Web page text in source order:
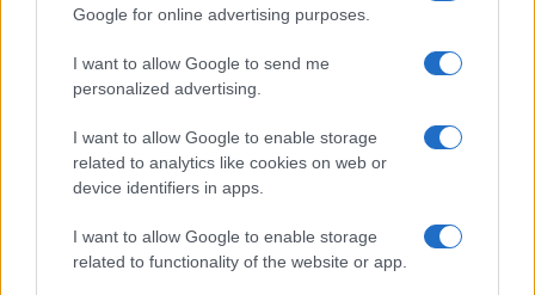
Google for online advertising purposes.
I want to allow Google to send me
personalized advertising.
I want to allow Google to enable storage
related to analytics like cookies on web or
device identifiers in apps.
I want to allow Google to enable storage
related to functionality of the website or app.
VERITÀ N. 7
È uno stato
ostile, dotato di armi nucleari
mondo che gli USA hanno costruito. Ha relazioni
sempre più strette con Cina, Iran e Corea del
paesi che sono i più grandi nemici dell’America.